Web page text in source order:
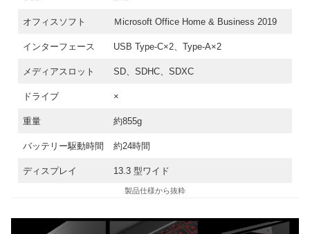
オフィスソフト Ｍicrosoft Office Home & Business 2019
インターフェース USB Type-C×2、Type-A×2
メディアスロット SD、SDHC、SDXC
ドライブ ×
重量 約855g
バッテリー駆動時間 約24時間
ディスプレイ 13.3 型ワイド
製品仕様から抜粋